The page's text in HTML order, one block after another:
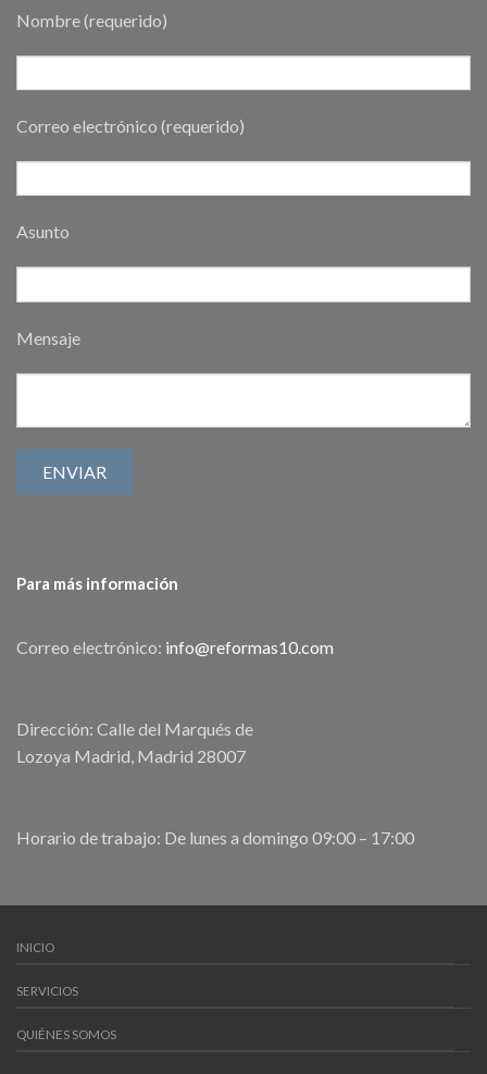
Nombre (requerido)
Correo electrónico (requerido)
Asunto
Mensaje
Para más información
Correo electrónico: info@reformas10.com
Dirección: Calle del Marqués de
Lozoya Madrid, Madrid 28007
Horario de trabajo: De lunes a domingo 09:00 – 17:00
INICIO
SERVICIOS
QUIÉNES SOMOS